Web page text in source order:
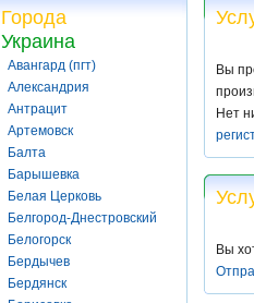
Города
Украина
Авангард (пгт)
Александрия
Антрацит
Артемовск
Балта
Барышевка
Белая Церковь
Белгород-Днестровский
Белогорск
Бердычев
Бердянск
Вы
Нет
Вы